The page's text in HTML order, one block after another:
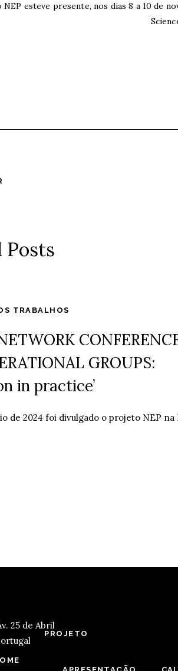
NEP esteve presente, nos dias 8 a 10 de
Posts
TRABALHOS
GROUPS:
in practice’
de 2024 foi divulgado o projeto NEP na
25 de Abril
PROJETO
APRESENTAÇÃO